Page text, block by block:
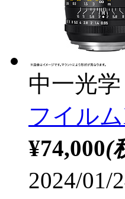
中一光学
フイル
¥74,000(
2024/01/